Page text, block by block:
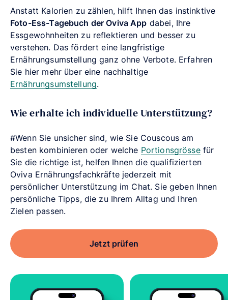
Anstatt Kalorien zu zählen, hilft Ihnen das instinktive
Foto-Ess-Tagebuch der Oviva App dabei, Ihre
Essgewohnheiten zu reflektieren und besser zu
verstehen. Das fördert eine langfristige
Ernährungsumstellung ganz ohne Verbote. Erfahren
Sie hier mehr über eine nachhaltige
Ernährungsumstellung.
Wie erhalte ich individuelle Unterstützung?
#Wenn Sie unsicher sind, wie Sie Couscous am
besten kombinieren oder welche Portionsgrössefür
Sie die richtige ist, helfen Ihnen die qualifizierten
Oviva Ernährungsfachkräfte jederzeit mit
persönlicher Unterstützung im Chat. Sie geben Ihnen
persönliche Tipps, die zu Ihrem Alltag und Ihren
Zielen passen.
Jetzt prüfen